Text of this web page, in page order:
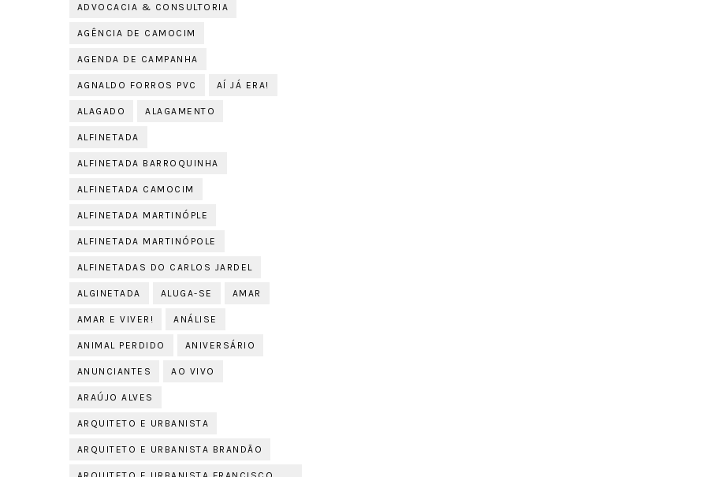
ADVOCACIA & CONSULTORIA
AGÊNCIA DE CAMOCIM
AGENDA DE CAMPANHA
AGNALDO FORROS PVC AÍ JÁ ERA!
ALAGADO ALAGAMENTO
ALFINETADA
ALFINETADA BARROQUINHA
ALFINETADA CAMOCIM
ALFINETADA MARTINÓPLE
ALFINETADA MARTINÓPOLE
ALFINETADAS DO CARLOS JARDEL
ALGINETADA ALUGA-SE AMAR
AMAR E VIVER! ANÁLISE
ANIMAL PERDIDO ANIVERSÁRIO
ANUNCIANTES AO VIVO
ARAÚJO ALVES
ARQUITETO E URBANISTA
ARQUITETO E URBANISTA BRANDÃO